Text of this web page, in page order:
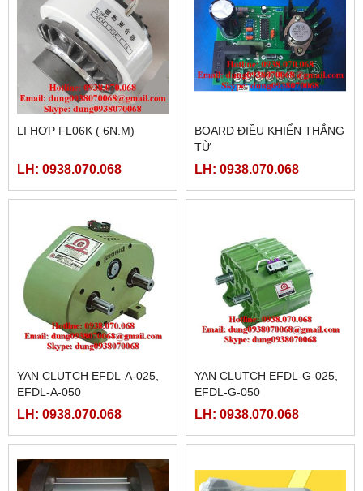
LI HỢP FL06K ( 6N.M)
LH: 0938.070.068
BOARD ĐIỀU KHIỂN THẮNG
TỪ
LH: 0938.070.068
YAN CLUTCH EFDL-A-025,
EFDL-A-050
LH: 0938.070.068
YAN CLUTCH EFDL-G-025,
EFDL-G-050
LH: 0938.070.068